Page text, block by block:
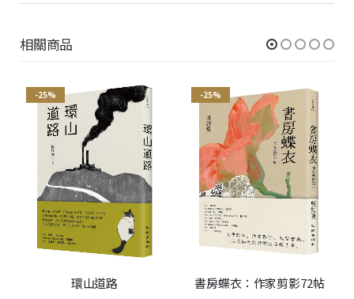
相關商品
-25%
環山道路
-25%
書房蝶衣：作家剪影72帖